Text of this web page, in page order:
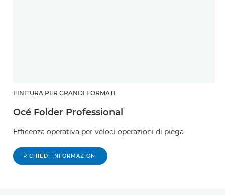
FINITURA PER GRANDI FORMATI
Océ Folder Professional
Efficenza operativa per veloci operazioni di piega
RICHIEDI INFORMAZIONI